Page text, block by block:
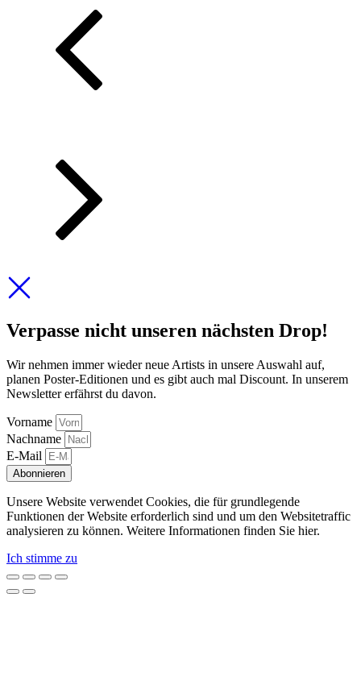
Verpasse nicht unseren nächsten Drop!
Wir nehmen immer wieder neue Artists in unsere Auswahl auf,
planen Poster-Editionen und es gibt auch mal Discount. In unserem
Newsletter erfährst du davon.
Vorname
Nachname
E-Mail
Abonnieren
Unsere Website verwendet Cookies, die für grundlegende
Funktionen der Website erforderlich sind und um den Websitetraffic
analysieren zu können. Weitere Informationen finden Sie hier.
Ich stimme zu